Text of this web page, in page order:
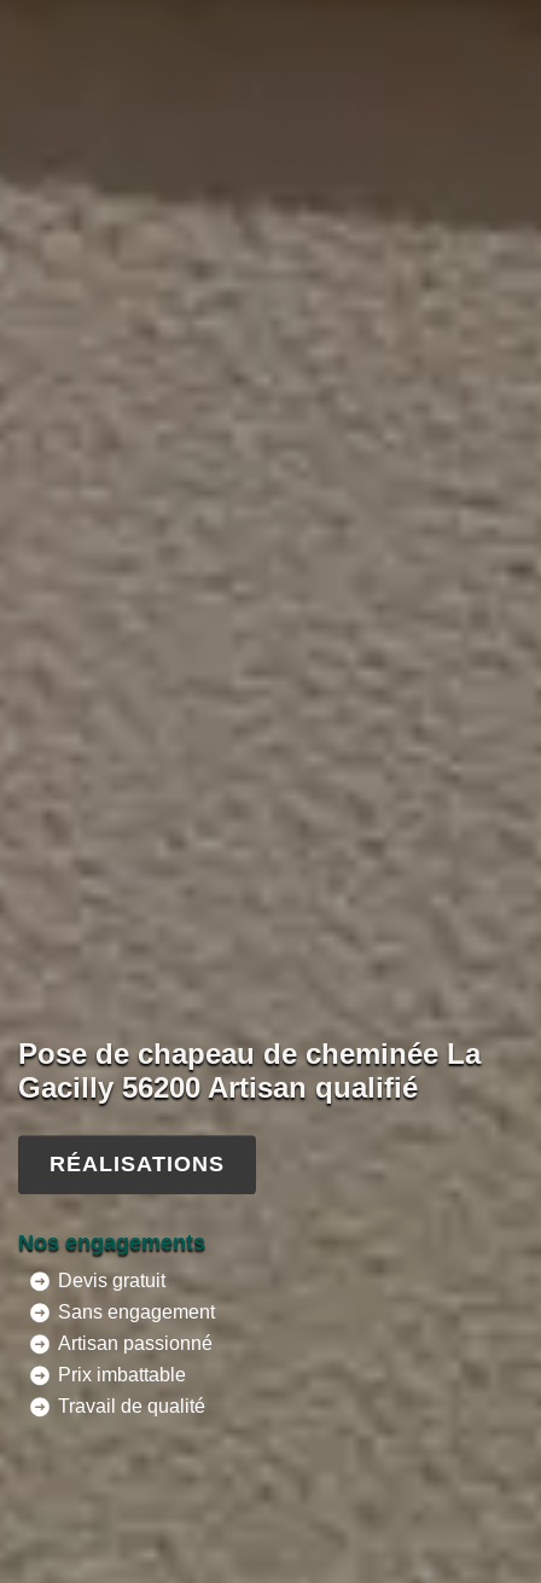
Pose de chapeau de cheminée La
Gacilly 56200 Artisan qualifié
RÉALISATIONS
Nos engagements
Devis gratuit
Sans engagement
Artisan passionné
Prix imbattable
Travail de qualité